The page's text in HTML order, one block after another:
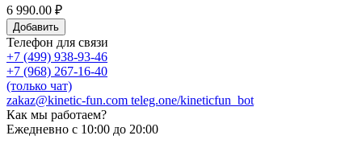
6 990.00 ₽
Добавить
Телефон для связи
+7 (499) 938-93-46
+7 (968) 267-16-40
(только чат)
zakaz@kinetic-fun.com teleg.one/kineticfun_bot
Как мы работаем?
Ежедневно с 10:00 до 20:00